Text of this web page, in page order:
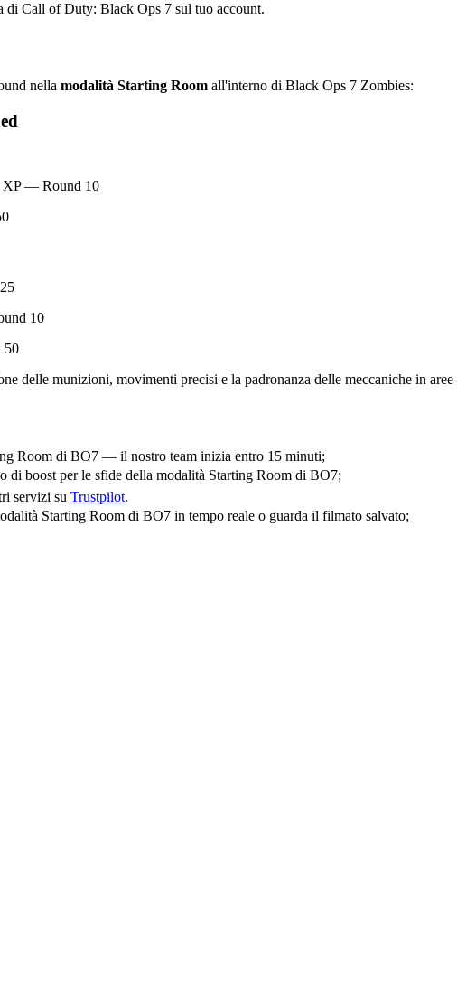
di Call of Duty: Black Ops 7 sul tuo account.
nella modalità Starting Room all'interno di Black Ops 7 Zombies:
XP — Round 10
10
50
delle munizioni, movimenti precisi e la padronanza delle meccaniche in aree
Room di BO7 — il nostro team inizia entro 15 minuti;
di boost per le sfide della modalità Starting Room di BO7;
servizi su Trustpilot.
Starting Room di BO7 in tempo reale o guarda il filmato salvato;